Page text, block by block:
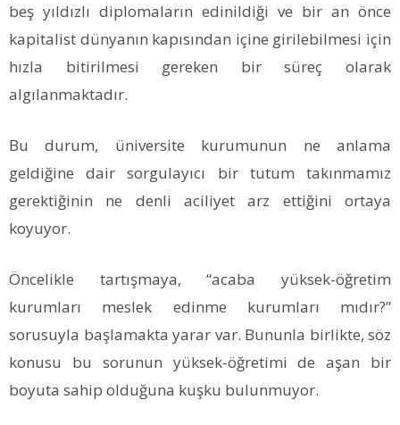
beş yıldızlı diplomaların edinildiği ve bir an önce
kapitalist dünyanın kapısından içine girilebilmesi için
hızla bitirilmesi gereken bir süreç olarak
algılanmaktadır.
Bu durum, üniversite kurumunun ne anlama
geldiğine dair sorgulayıcı bir tutum takınmamız
gerektiğinin ne denli aciliyet arz ettiğini ortaya
koyuyor.
Öncelikle tartışmaya, “acaba yüksek-öğretim
kurumları meslek edinme kurumları mıdır?”
sorusuyla başlamakta yarar var. Bununla birlikte, söz
konusu bu sorunun yüksek-öğretimi de aşan bir
boyuta sahip olduğuna kuşku bulunmuyor.